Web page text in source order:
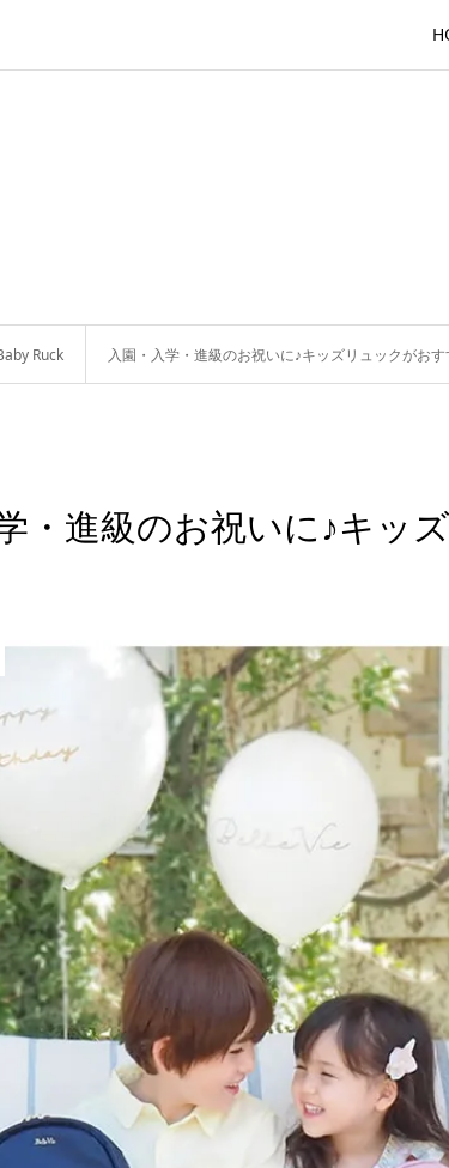
Ruck 入園・入学・進級のお祝いに♪キッズリュックがおす
・進級のお祝いに♪キッ